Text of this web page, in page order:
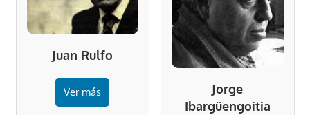
Juan Rulfo
Ver más
Jorge
Ibargüengoitia